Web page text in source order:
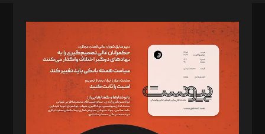
مدیر مسئول: محمدباقر اثنی‌عشری
سردبیر: مهرک محمودی
دبیر تحریریه: میثم قاسمی
د‌بیر ناداستان: سمانه سمیع
د‌بیر خدمت و تجارت: ابوالفضل رجبی
د‌بیر حقوق فناوری: حسام‌الدین ایپکچی
د‌بیر پیوست جهان: مینا پاکدل